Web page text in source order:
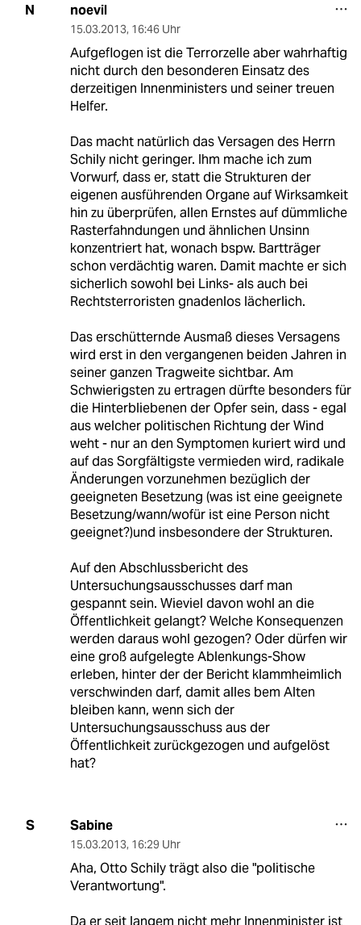
N noevil
15.03.2013, 16:46 Uhr
Aufgeflogen ist die Terrorzelle aber wahrhaftig
nicht durch den besonderen Einsatz des
derzeitigen Innenministers und seiner treuen
Helfer.
Das macht natürlich das Versagen des Herrn
Schily nicht geringer. Ihm mache ich zum
Vorwurf, dass er, statt die Strukturen der
eigenen ausführenden Organe auf Wirksamkeit
hin zu überprüfen, allen Ernstes auf dümmliche
Rasterfahndungen und ähnlichen Unsinn
konzentriert hat, wonach bspw. Bartträger
schon verdächtig waren. Damit machte er sich
sicherlich sowohl bei Links- als auch bei
Rechtsterroristen gnadenlos lächerlich.
Das erschütternde Ausmaß dieses Versagens
wird erst in den vergangenen beiden Jahren in
seiner ganzen Tragweite sichtbar. Am
Schwierigsten zu ertragen dürfte besonders für
die Hinterbliebenen der Opfer sein, dass - egal
aus welcher politischen Richtung der Wind
weht - nur an den Symptomen kuriert wird und
auf das Sorgfältigste vermieden wird, radikale
Änderungen vorzunehmen bezüglich der
geeigneten Besetzung (was ist eine geeignete
Besetzung/wann/wofür ist eine Person nicht
geeignet?)und insbesondere der Strukturen.
Auf den Abschlussbericht des
Untersuchungsausschusses darf man
gespannt sein. Wieviel davon wohl an die
Öffentlichkeit gelangt? Welche Konsequenzen
werden daraus wohl gezogen? Oder dürfen wir
eine groß aufgelegte Ablenkungs-Show
erleben, hinter der der Bericht klammheimlich
verschwinden darf, damit alles bem Alten
bleiben kann, wenn sich der
Untersuchungsausschuss aus der
Öffentlichkeit zurückgezogen und aufgelöst
hat?
S Sabine
15.03.2013, 16:29 Uhr
Aha, Otto Schily trägt also die "politische
Verantwortung".
Da er seit langem nicht mehr Innenminister ist